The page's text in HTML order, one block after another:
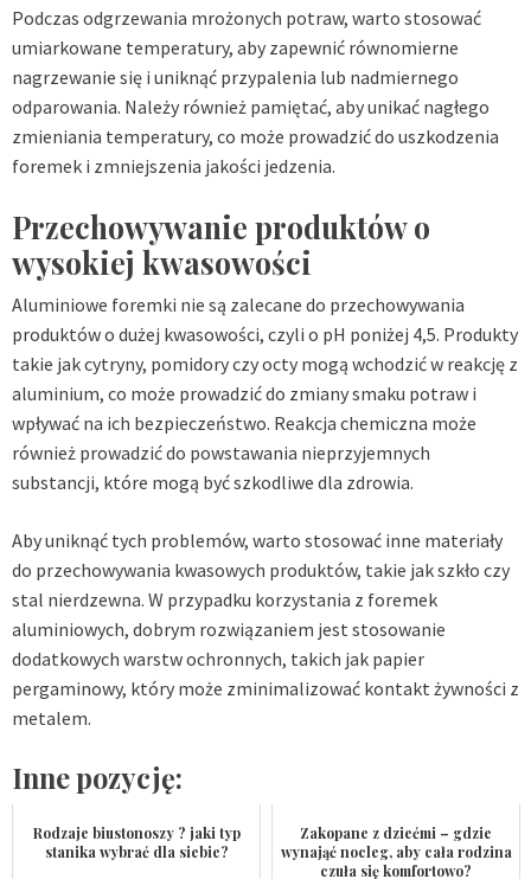
Podczas odgrzewania mrożonych potraw, warto stosować
umiarkowane temperatury, aby zapewnić równomierne
nagrzewanie się i uniknąć przypalenia lub nadmiernego
odparowania. Należy również pamiętać, aby unikać nagłego
zmieniania temperatury, co może prowadzić do uszkodzenia
foremek i zmniejszenia jakości jedzenia.
Przechowywanie produktów o
wysokiej kwasowości
Aluminiowe foremki nie są zalecane do przechowywania
produktów o dużej kwasowości, czyli o pH poniżej 4,5. Produkty
takie jak cytryny, pomidory czy octy mogą wchodzić w reakcję z
aluminium, co może prowadzić do zmiany smaku potraw i
wpływać na ich bezpieczeństwo. Reakcja chemiczna może
również prowadzić do powstawania nieprzyjemnych
substancji, które mogą być szkodliwe dla zdrowia.
Aby uniknąć tych problemów, warto stosować inne materiały
do przechowywania kwasowych produktów, takie jak szkło czy
stal nierdzewna. W przypadku korzystania z foremek
aluminiowych, dobrym rozwiązaniem jest stosowanie
dodatkowych warstw ochronnych, takich jak papier
pergaminowy, który może zminimalizować kontakt żywności z
metalem.
Inne pozycję:
Rodzaje biustonoszy ? jaki typ
stanika wybrać dla siebie?
Zakopane z dziećmi – gdzie
wynająć nocleg, aby cała rodzina
czuła się komfortowo?